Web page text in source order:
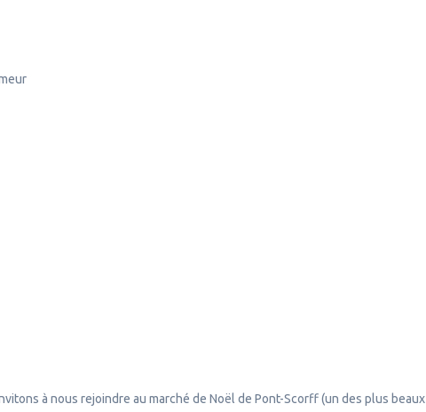
à nous rejoindre au marché de Noël de Pont-Scorff (un des plus beaux